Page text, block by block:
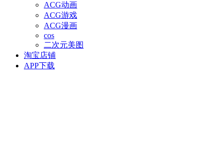
ACG动画
ACG游戏
ACG漫画
cos
二次元美图
淘宝店铺
APP下载